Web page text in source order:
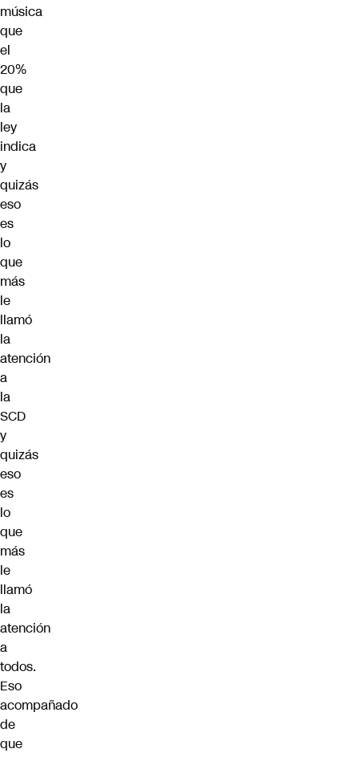
música
que
el
20%
que
la
ley
indica
y
quizás
eso
es
lo
que
más
le
llamó
la
atención
a
la
SCD
y
quizás
eso
es
lo
que
más
le
llamó
la
atención
a
todos.
Eso
acompañado
de
que